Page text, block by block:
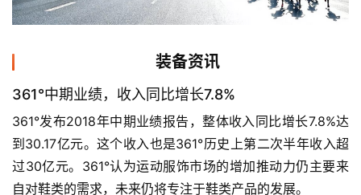
装备资讯
361°中期业绩，收入同比增长7.8%
361°发布2018年中期业绩报告，整体收入同比增长7.8%达
到30.17亿元。这个收入也是361°历史上第二次半年收入超
过30亿元。361°认为运动服饰市场的增加推动力仍主要来
自对鞋类的需求，未来仍将专注于鞋类产品的发展。